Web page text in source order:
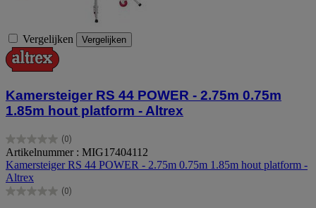
Vergelijken Vergelijken
Kamersteiger RS 44 POWER - 2.75m 0.75m
1.85m hout platform - Altrex
(0)
0.0
van
de
5
sterren.
Artikelnummer : MIG17404112
Kamersteiger RS 44 POWER - 2.75m 0.75m 1.85m hout platform -
Altrex
(0)
0.0